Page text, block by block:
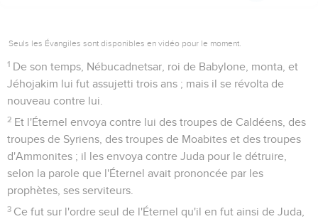
5 Mais l'armée des Caldéens poursuivit le roi ; et, quand ils
l'eurent atteint dans les campagnes de Jérico, toute son
armée se dispersa d'avec lui.
6 Ils prirent donc le roi, et le firent monter vers le roi de
Babylone à Ribla, où on lui fit son procès.
7 On égorgea les fils de Sédécias en sa présence ; après quoi
on creva les yeux à Sédécias, on le lia de chaînes d'airain, et
on le mena à Babylone.
Prise de Jérusalem; seconde déportation